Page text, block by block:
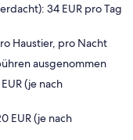
34 EUR pro Tag
Haustier, pro Nacht
ausgenommen
(je nach
EUR (je nach